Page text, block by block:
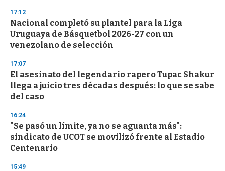
s
e
c
o
n
17:12
Nacional completó su plantel para la Liga
Uruguaya de Básquetbol 2026-27 con un
venezolano de selección
17:07
El asesinato del legendario rapero Tupac Shakur
llega a juicio tres décadas después: lo que se sabe
del caso
16:24
"Se pasó un límite, ya no se aguanta más":
sindicato de UCOT se movilizó frente al Estadio
Centenario
15:49